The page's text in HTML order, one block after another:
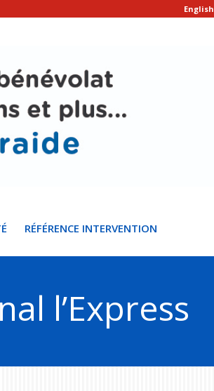
English
RÉFÉRENCE INTERVENTION
l’Express